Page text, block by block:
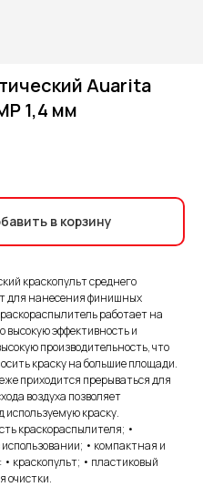
Auarita
1,4 мм
в корзину
краскопульт среднего
для нанесения финишных
работает на
высокую эффективность и
производительность, что
краску на большие площади.
приходится прерываться для
воздуха позволяет
краску.
краскораспылителя; •
• компактная и
краскопульт; • пластиковый
очистки.